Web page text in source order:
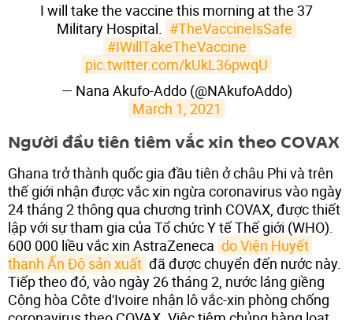
I will take the vaccine this morning at the 37
Military Hospital. #TheVaccineIsSafe
#IWillTakeTheVaccine
pic.twitter.com/kUkL36pwqU
— Nana Akufo-Addo (@NAkufoAddo)
March 1, 2021
Người đầu tiên tiêm vắc xin theo COVAX
Ghana trở thành quốc gia đầu tiên ở châu Phi và trên
thế giới nhận được vắc xin ngừa coronavirus vào ngày
24 tháng 2 thông qua chương trình COVAX, được thiết
lập với sự tham gia của Tổ chức Y tế Thế giới (WHO).
600 000 liều vắc xin AstraZeneca do Viện Huyết
thanh Ấn Độ sản xuất đã được chuyển đến nước này.
Tiếp theo đó, vào ngày 26 tháng 2, nước láng giềng
Cộng hòa Côte d'Ivoire nhận lô vắc-xin phòng chống